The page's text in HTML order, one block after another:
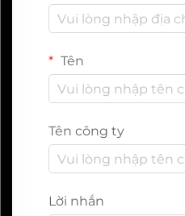
Tên
Tên công ty
Lời nhắn